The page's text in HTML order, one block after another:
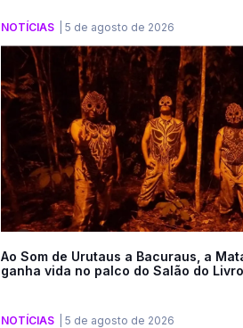
NOTÍCIAS 5 de agosto de 2026
Ao Som de Urutaus a Bacuraus, a
ganha vida no palco do Salão do Livro
NOTÍCIAS 5 de agosto de 2026